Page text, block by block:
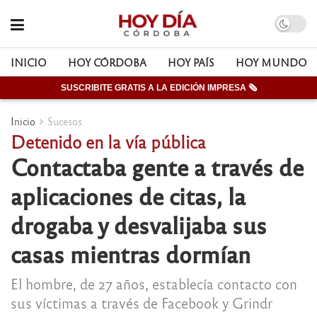
INICIO HOY CÓRDOBA HOY PAÍS HOY MUNDO
SUSCRIBITE GRATIS A LA EDICIÓN IMPRESA 🗞
Inicio Sucesos
Detenido en la vía pública
Contactaba gente a través de
aplicaciones de citas, la
drogaba y desvalijaba sus
casas mientras dormían
El hombre, de 27 años, establecía contacto con
sus víctimas a través de Facebook y Grindr